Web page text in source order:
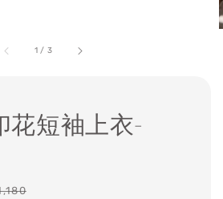
1 / 3
花短袖上衣-